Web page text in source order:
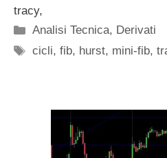
tracy,
Categorie
Analisi Tecnica, Derivati
Tag
cicli,fib, hurst, mini-fib,